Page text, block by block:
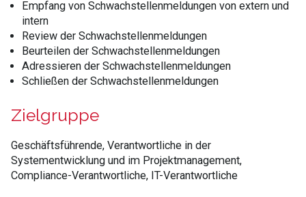
Empfang von Schwachstellenmeldungen von extern und
intern
Review der Schwachstellenmeldungen
Beurteilen der Schwachstellenmeldungen
Adressieren der Schwachstellenmeldungen
Schließen der Schwachstellenmeldungen
Zielgruppe
Geschäftsführende, Verantwortliche in der
Systementwicklung und im Projektmanagement,
Compliance-Verantwortliche, IT-Verantwortliche